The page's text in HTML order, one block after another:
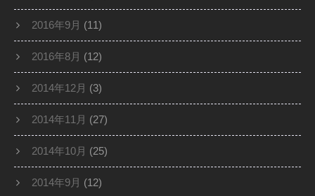
2016年9月 (11)
2016年8月 (12)
2014年12月 (3)
2014年11月 (27)
2014年10月 (25)
2014年9月 (12)